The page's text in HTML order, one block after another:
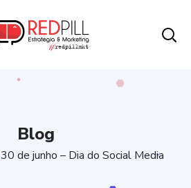
Blog
30 de junho – Dia do Social Media